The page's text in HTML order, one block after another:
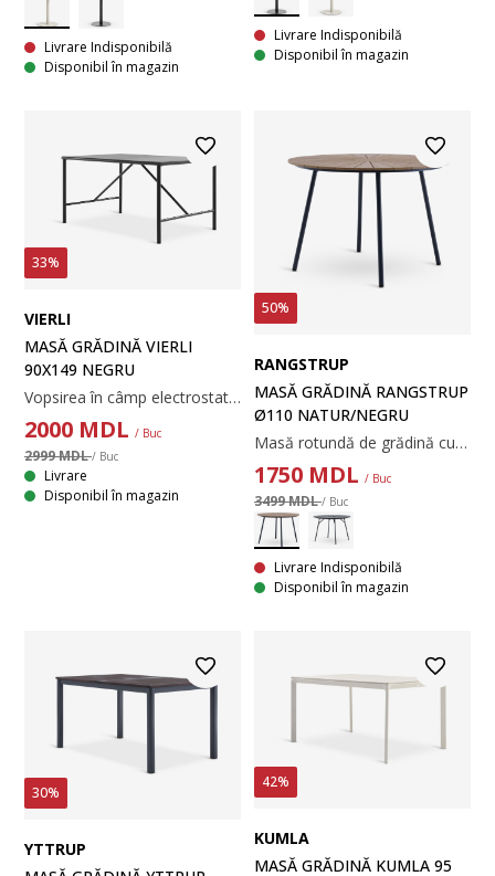
Livrare Indisponibilă
Disponibil în magazin
Livrare Indisponibilă
Disponibil în magazin
33%
VIERLI
MASĂ GRĂDINĂ VIERLI
90X149 NEGRU
Vopsirea în câmp electrostatic ajută la protejarea metalului împotriva uzurii și ruginii. Vopsirea în câmp electrostatic este un proces de aplicare a unui strat protector de pulbere colorată pe metal.
2000 MDL / Buc
2999 MDL/ Buc
Livrare
Disponibil în magazin
50%
RANGSTRUP
MASĂ GRĂDINĂ RANGSTRUP
Ø110 NATUR/NEGRU
Masă rotundă de grădină cu blat din lemn artificial. Cadru negru și picioare din aluminiu vopsit cu pulbere. Lemnul artificial are aspectul și textura lemnului natural fără a necesita întreținere. Aluminiul este un material ușor și robust, care nu ruginește. Ø110x74 cm
1750 MDL / Buc
3499 MDL/ Buc
Livrare Indisponibilă
Disponibil în magazin
30%
YTTRUP
42%
KUMLA
MASĂ GRĂDINĂ KUMLA 95